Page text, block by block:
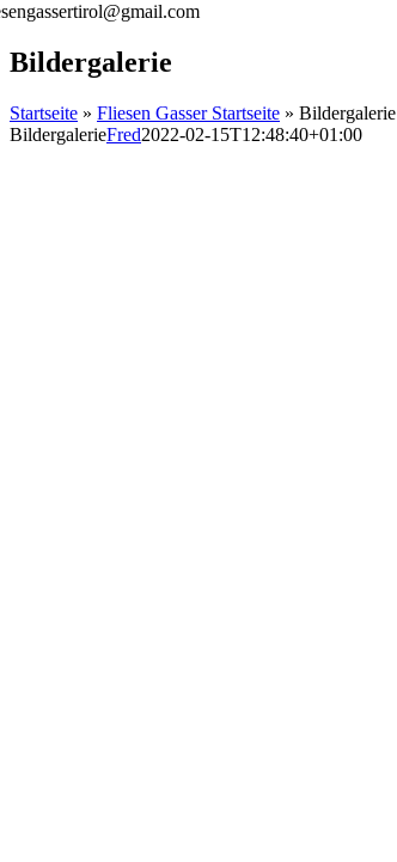
Bildergalerie
Startseite » Fliesen Gasser Startseite » Bildergalerie
BildergalerieFred2022-02-15T12:48:40+01:00